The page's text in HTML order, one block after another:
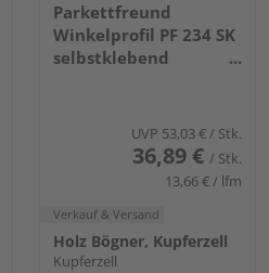
Parkettfreund
Winkelprofil PF 234 SK
selbstklebend
eloxiert edelstahlop.
UVP 53,03 €/ Stk.
36,89 € / Stk.
13,66 € / lfm
Verkauf & Versand
Holz Bögner, Kupferzell
Kupferzell